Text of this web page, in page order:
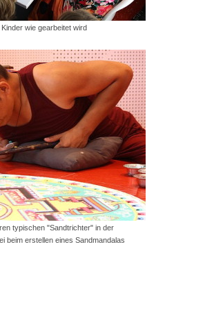
wie gearbeitet wird
typischen "Sandtrichter" in der
beim erstellen eines Sandmandalas